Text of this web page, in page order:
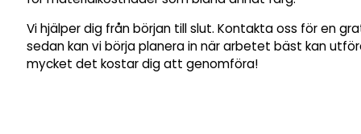
Vi hjälper dig från början till slut. Kontakta oss för en
sedan kan vi börja planera in när arbetet bäst kan
mycket det kostar dig att genomföra!